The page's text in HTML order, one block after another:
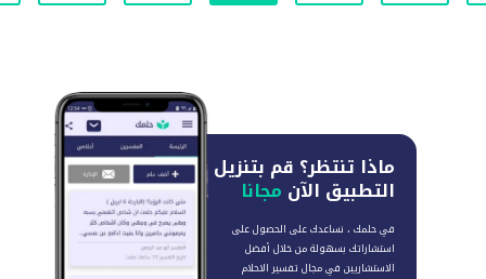
ماذا تنتظر؟ قم بتنزيل
التطبيق الآن مجانا
في حلمك ، نساعدك على الحصول على
استشاراتك بسهولة من خلال أفضل
الاستشاريين في مجال تفسير الاحلام